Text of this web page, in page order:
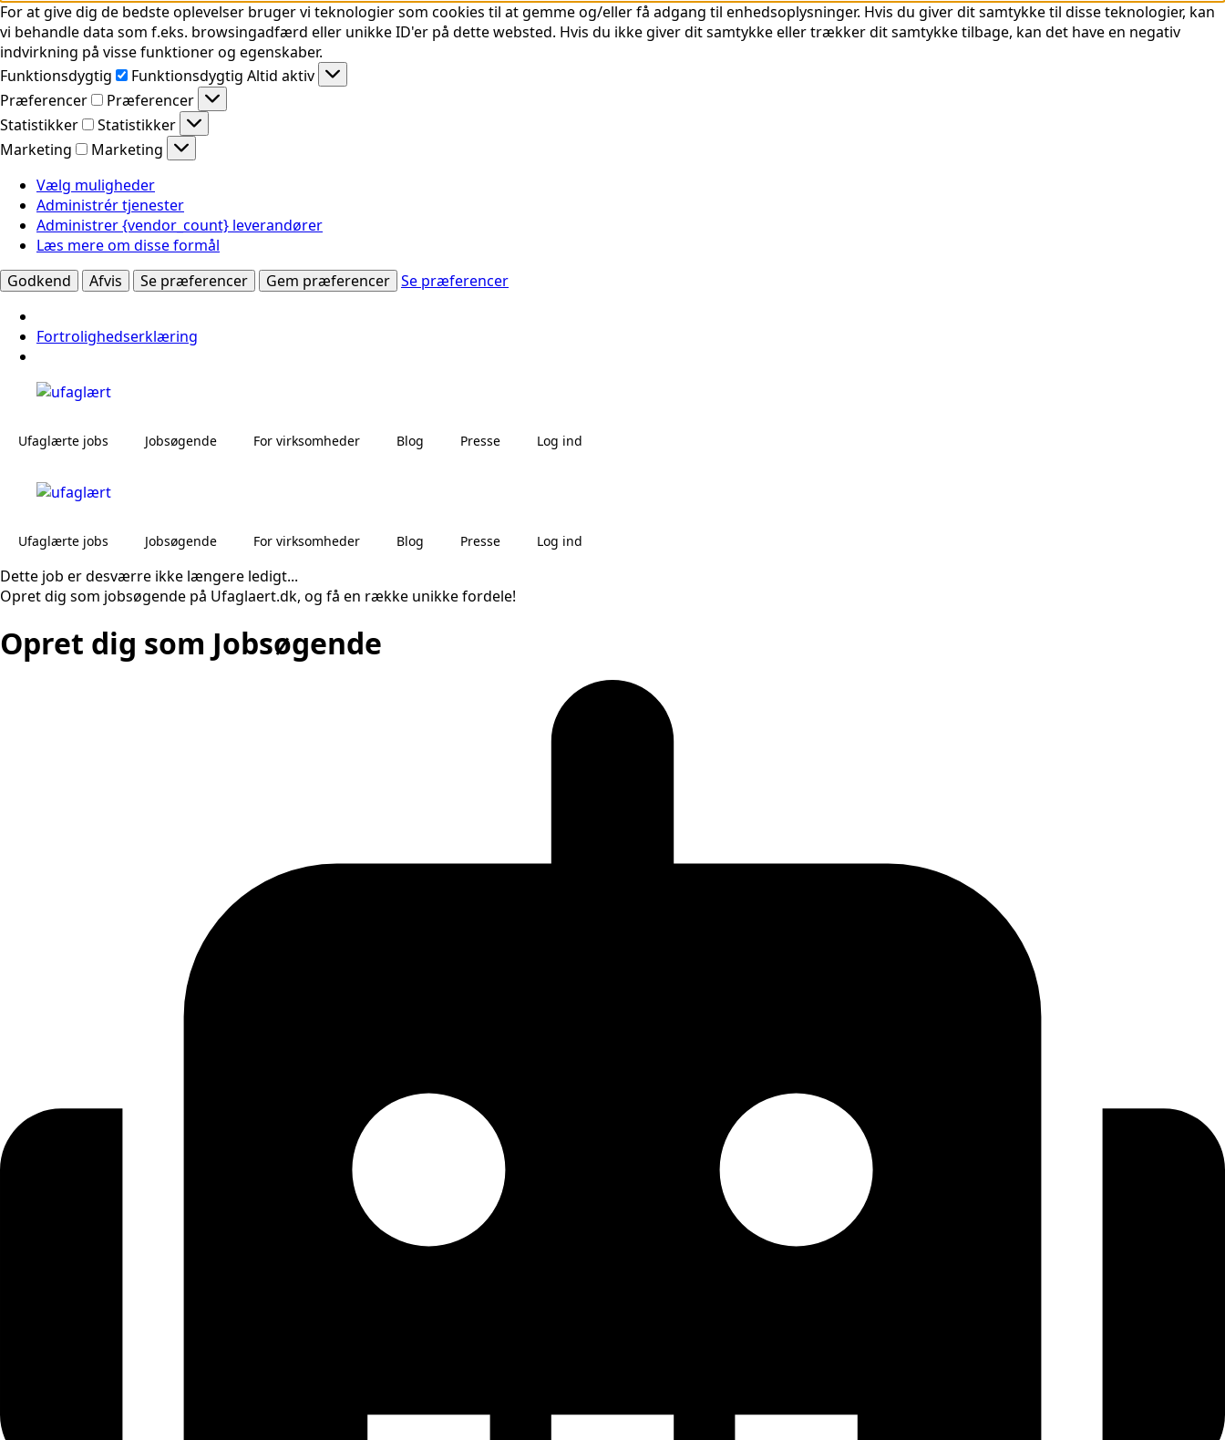
For at give dig de bedste oplevelser bruger vi teknologier som cookies til at gemme og/eller få adgang til enhedsoplysninger. Hvis du giver dit samtykke til disse teknologier, kan
vi behandle data som f.eks. browsingadfærd eller unikke ID'er på dette websted. Hvis du ikke giver dit samtykke eller trækker dit samtykke tilbage, kan det have en negativ
indvirkning på visse funktioner og egenskaber.
Funktionsdygtig
Funktionsdygtig Altid aktiv
Præferencer
Præferencer
Statistikker
Statistikker
Marketing
Marketing
Vælg muligheder
Administrér tjenester
Administrer {vendor_count} leverandører
Læs mere om disse formål
Godkend
Afvis Se præferencer Gem præferencer Se præferencer
Fortrolighedserklæring
Ufaglærte jobs Jobsøgende For virksomheder Blog Presse Log ind
Ufaglærte jobs Jobsøgende For virksomheder Blog Presse Log ind
Dette job er desværre ikke længere ledigt...
Opret dig som jobsøgende på Ufaglaert.dk, og få en række unikke fordele!
Opret dig som Jobsøgende